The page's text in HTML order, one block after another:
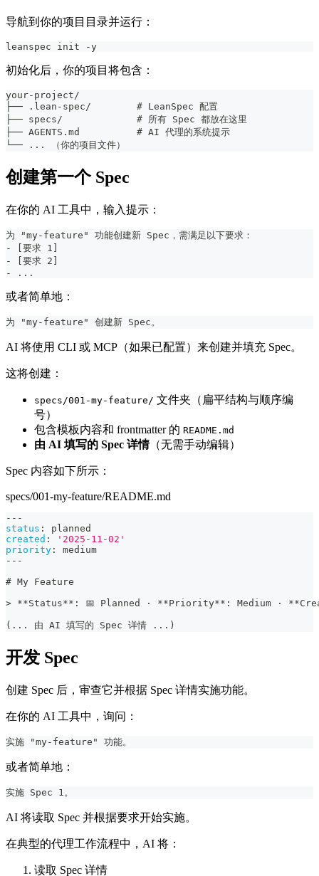
导航到你的项目目录并运行：
leanspec init -y
初始化后，你的项目将包含：
your-project/
├── .lean-spec/        # LeanSpec 配置
├── specs/             # 所有 Spec 都放在这里
├── AGENTS.md          # AI 代理的系统提示
└── ... （你的项目文件）
创建第一个 Spec
在你的 AI 工具中，输入提示：
为 "my-feature" 功能创建新 Spec，需满足以下要求：
- [要求 1]
- [要求 2]
- ...
或者简单地：
为 "my-feature" 创建新 Spec。
AI 将使用 CLI 或 MCP（如果已配置）来创建并填充 Spec。
这将创建：
specs/001-my-feature/ 文件夹（扁平结构与顺序编
号）
包含模板内容和 frontmatter 的 README.md
由 AI 填写的 Spec 详情（无需手动编辑）
Spec 内容如下所示：
specs/001-my-feature/README.md
---
status :
planned
created :
'2025-11-02'
priority :
medium
---
# My Feature
> **Status** : 📅 Planned · **Priority** : Medium · **
(... 由 AI 填写的 Spec 详情 ...)
开发 Spec
创建 Spec 后，审查它并根据 Spec 详情实施功能。
在你的 AI 工具中，询问：
实施 "my-feature" 功能。
或者简单地：
实施 Spec 1。
AI 将读取 Spec 并根据要求开始实施。
在典型的代理工作流程中，AI 将：
读取 Spec 详情